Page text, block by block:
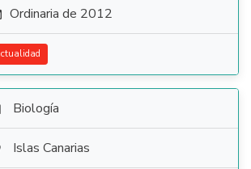
Ordinaria de 2012
Biología
Islas Canarias